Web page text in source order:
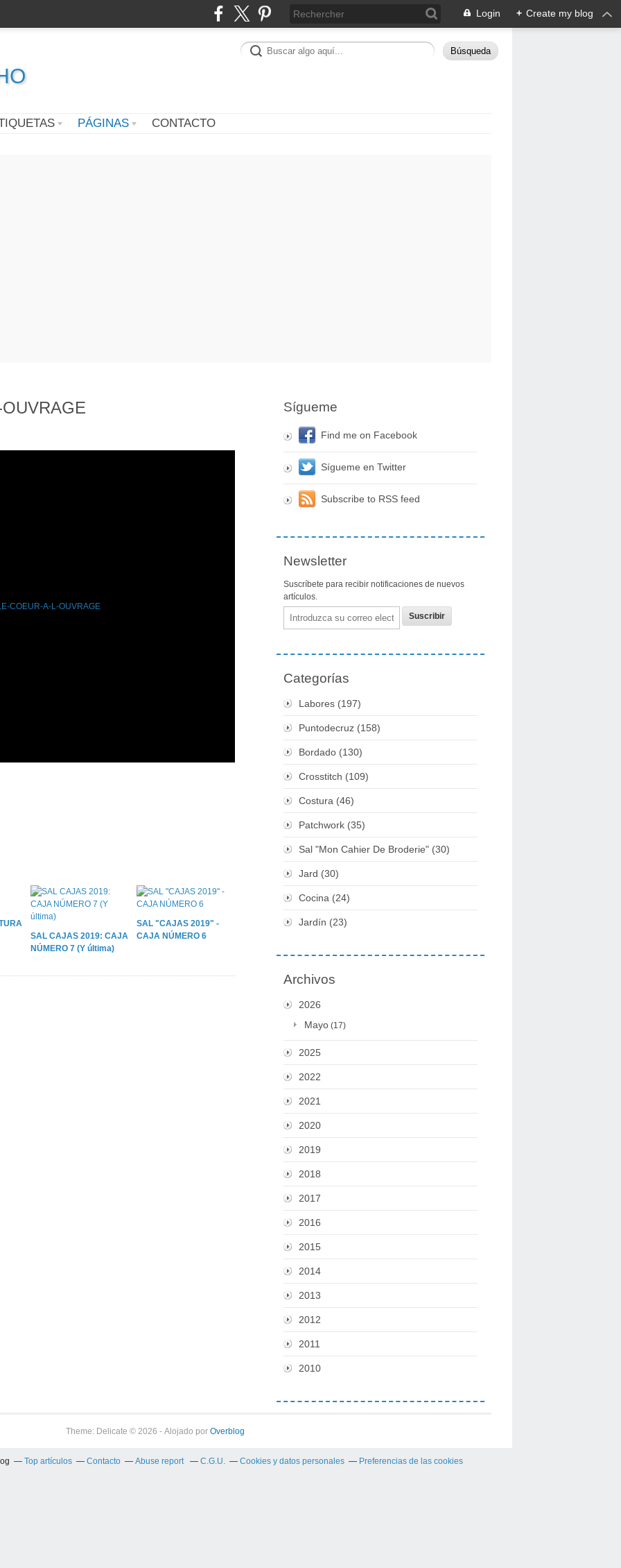
Login + Create my blog
PÁGINAS CONTACTO
SAL CAJAS 2019: CAJA
NÚMERO 7 (Y última)
SAL "CAJAS 2019" -
CAJA NÚMERO 6
Sígueme
Find me on Facebook
Sígueme en Twitter
Subscribe to RSS feed
Newsletter
Suscríbete para recibir notificaciones de nuevos
artículos.
Email
Categorías
Labores (197)
Puntodecruz (158)
Bordado (130)
Crosstitch (109)
Costura (46)
Patchwork (35)
Sal "mon Cahier De Broderie" (30)
Jard (30)
Cocina (24)
Jardín (23)
Archivos
2026
Mayo (17)
2025
2022
2021
2020
2019
2018
2017
2016
2015
2014
2013
2012
2011
2010
Theme: Delicate © 2026 - Alojado por Overblog
Top artículos Contacto Abuse report C.G.U. Cookies y datos personales Preferencias de las cookies